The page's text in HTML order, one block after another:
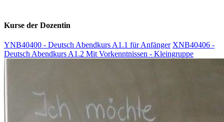
Kurse der Dozentin
YNB40400 - Deutsch Abendkurs A1.1 für Anfänger XNB40406 -
Deutsch Abendkurs A1.2 Mit Vorkenntnissen - Kleingruppe